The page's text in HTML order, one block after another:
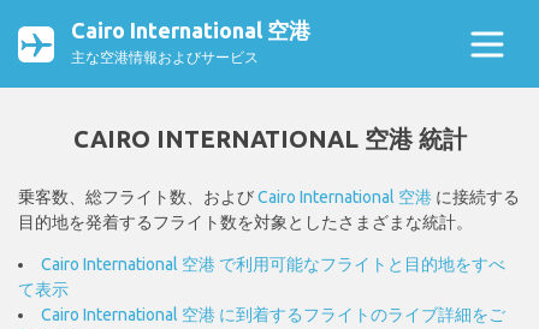
Cairo International 空港
主な空港情報およびサービス
CAIRO INTERNATIONAL 空港 統計
乗客数、総フライト数、およびCairo International 空港 に接続する
目的地を発着するフライト数を対象としたさまざまな統計。
Cairo International 空港 で利用可能なフライトと目的地をすべ
て表示
Cairo International 空港 に到着するフライトのライブ詳細をご